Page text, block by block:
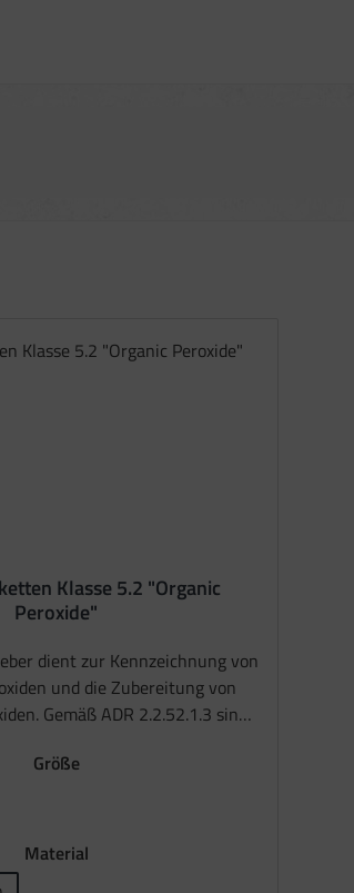
Klasse 5.2 "Organic
Peroxide"
dient zur Kennzeichnung von
und die Zubereitung von
Gemäß ADR 2.2.52.1.3 sind
und die als Derivate des
in welchem ein
beide Wasserstoffatome durch
ersetzt sind, angesehen werden
Klasse 5.2 ist folgenden
Größeauswählen
Materialauswählen